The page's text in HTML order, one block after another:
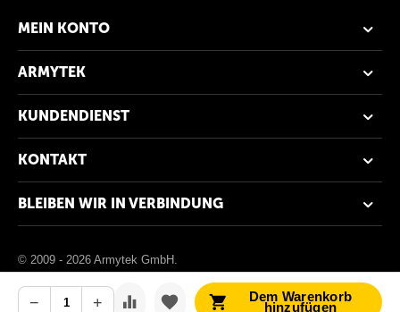
+
− Dem Warenkorb
hinzufügen
MEIN KONTO
ARMYTEK
KUNDENDIENST
KONTAKT
BLEIBEN WIR IN VERBINDUNG
© 2009 - 2026 Armytek GmbH.